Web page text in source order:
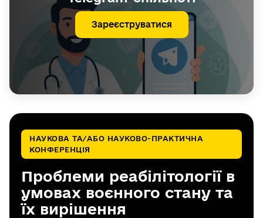
Зареєструватися
НАУКОВА ТА/АБО НАУКОВО-ПРАКТИЧНА
КОНФЕРЕНЦІЯ
Проблеми реабілітології в
умовах воєнного стану та
їх вирішення